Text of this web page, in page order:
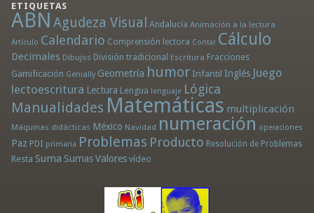
ETIQUETAS
ABN Agudeza Visual Andalucía Animación a la lectura
Artículo Calendario Comprensión lectora Contar Cálculo
Decimales Dibujos División tradicional Escritura Fracciones
Gamificación Genially Geometría humor Infantil Inglés Juego
lectoescritura Lectura Lengua lenguaje Lógica
Manualidades Matemáticas multiplicación
Máquinas didácticas México Navidad numeración operaciones
Paz PDI primaria Problemas Producto Resolución de Problemas
Resta Suma Sumas Valores vídeo